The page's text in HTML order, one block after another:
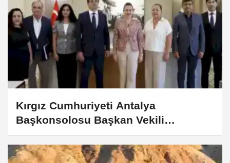
Kırgız Cumhuriyeti Antalya
Başkonsolosu Başkan Vekili
Özdemir’i ziyaret etti